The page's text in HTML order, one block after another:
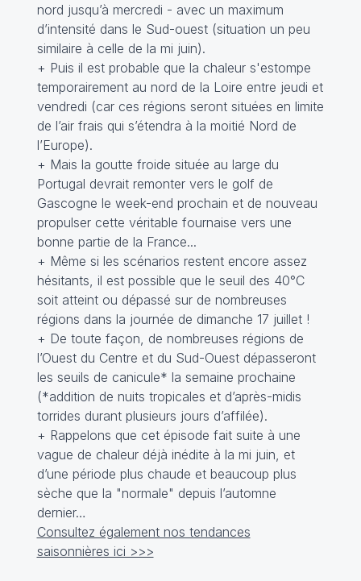
nord jusqu’à mercredi - avec un maximum
d’intensité dans le Sud-ouest (situation un peu
similaire à celle de la mi juin).
+ Puis il est probable que la chaleur s'estompe
temporairement au nord de la Loire entre jeudi et
vendredi (car ces régions seront situées en limite
de l’air frais qui s’étendra à la moitié Nord de
l’Europe).
+ Mais la goutte froide située au large du
Portugal devrait remonter vers le golf de
Gascogne le week-end prochain et de nouveau
propulser cette véritable fournaise vers une
bonne partie de la France...
+ Même si les scénarios restent encore assez
hésitants, il est possible que le seuil des 40°C
soit atteint ou dépassé sur de nombreuses
régions dans la journée de dimanche 17 juillet !
+ De toute façon, de nombreuses régions de
l’Ouest du Centre et du Sud-Ouest dépasseront
les seuils de canicule* la semaine prochaine
(*addition de nuits tropicales et d’après-midis
torrides durant plusieurs jours d’affilée).
+ Rappelons que cet épisode fait suite à une
vague de chaleur déjà inédite à la mi juin, et
d’une période plus chaude et beaucoup plus
sèche que la "normale" depuis l’automne
dernier…
Consultez également nos tendances
saisonnières ici >>>